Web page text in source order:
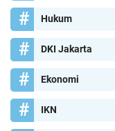
Hukum
DKI Jakarta
Ekonomi
IKN